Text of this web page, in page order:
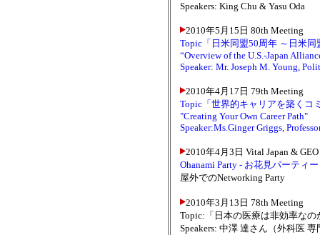
Speakers: King Chu & Yasu Oda
2010年5月15日 80th Meeting
Topic「日米同盟50周年 ～日米
“Overview of the U.S.-Japan
Speaker: Mr. Joseph M. Young,
2010年4月17日 79th Meeting
Topic「世界的キャリアを築くコ
"Creating Your Own Career Path"
Speaker:Ms.Ginger Griggs,
2010年4月3日 Vital Japan &
Ohanami Party - お花見パーティー
屋外でのNetworking Party
2010年3月13日 78th Meeting
Topic:「日本の医療は非効率な
Speakers: 中澤 達さん（外科医